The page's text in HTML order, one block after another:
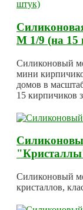
М 1/9 (на 15
Силиконовый
мини
домов в
15 кирпичиков
Силиконовый
кристаллов,